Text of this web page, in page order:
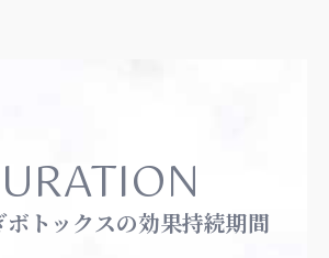
トックスの効果持続期間